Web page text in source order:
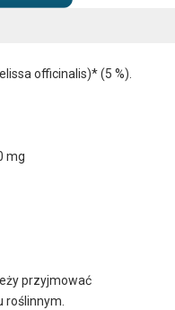
officinalis)* (5 %).
mg
przyjmować
roślinnym.